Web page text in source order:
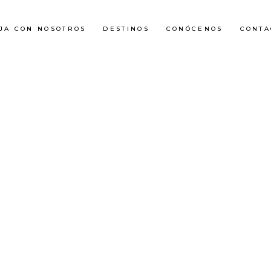
CON NOSOTROS DESTINOS CONÓCENOS